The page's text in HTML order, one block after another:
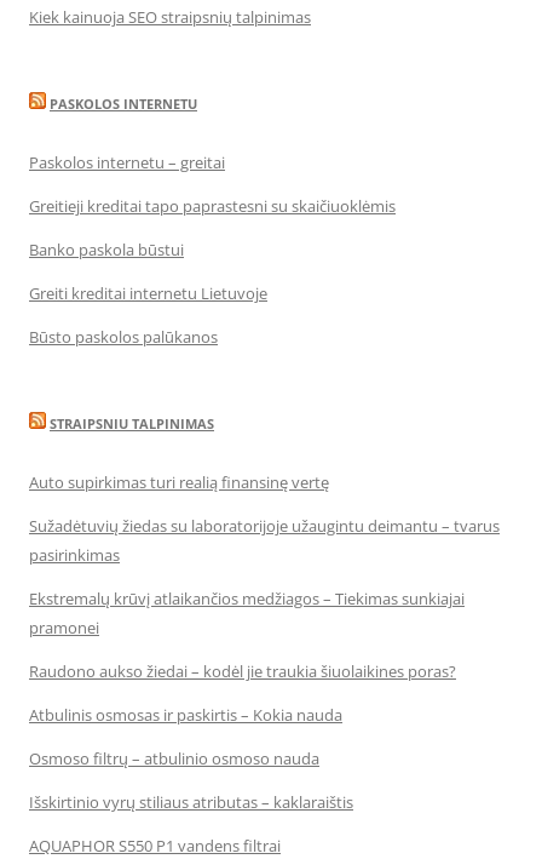
Kiek kainuoja SEO straipsnių talpinimas
PASKOLOS INTERNETU
Paskolos internetu – greitai
Greitieji kreditai tapo paprastesni su skaičiuoklėmis
Banko paskola būstui
Greiti kreditai internetu Lietuvoje
Būsto paskolos palūkanos
STRAIPSNIU TALPINIMAS
Auto supirkimas turi realią finansinę vertę
Sužadėtuvių žiedas su laboratorijoje užaugintu deimantu – tvarus
pasirinkimas
Ekstremalų krūvį atlaikančios medžiagos – Tiekimas sunkiajai
pramonei
Raudono aukso žiedai – kodėl jie traukia šiuolaikines poras?
Atbulinis osmosas ir paskirtis – Kokia nauda
Osmoso filtrų – atbulinio osmoso nauda
Išskirtinio vyrų stiliaus atributas – kaklaraištis
AQUAPHOR S550 P1 vandens filtrai